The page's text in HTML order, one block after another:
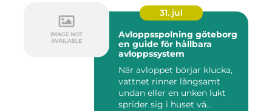
31. jul
Avloppsspolning göteborg
en guide för hållbara
avloppssystem
När avloppet börjar klucka,
vattnet rinner långsamt
undan eller en unken lukt
sprider sig i huset vä...